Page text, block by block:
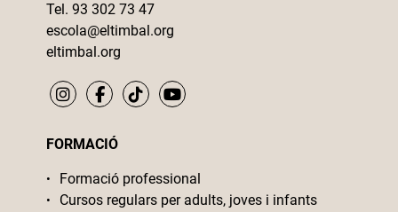
Tel. 93 302 73 47
escola@eltimbal.org
eltimbal.org
FORMACIÓ
Formació professional
Cursos regulars per adults, joves i infants